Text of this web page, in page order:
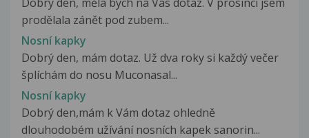
prodělala zánět pod zubem...
Nosní kapky
Dobrý den, mám dotaz. Už dva roky si každý večer
šplíchám do nosu Muconasal...
Nosní kapky
Dobrý den,mám k Vám dotaz ohledně
dlouhodobém užívání nosních kapek sanorin...